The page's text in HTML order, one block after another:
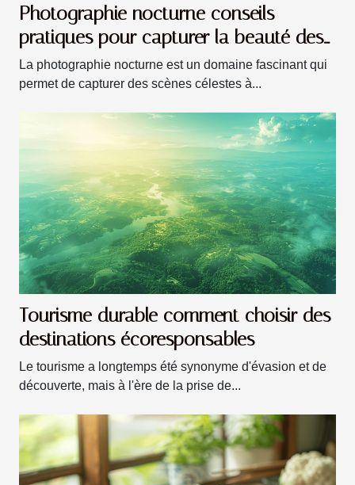
Photographie nocturne conseils
pratiques pour capturer la beauté des
étoiles
La photographie nocturne est un domaine fascinant qui
permet de capturer des scènes célestes à...
Tourisme durable comment choisir des
destinations écoresponsables
Le tourisme a longtemps été synonyme d'évasion et de
découverte, mais à l'ère de la prise de...